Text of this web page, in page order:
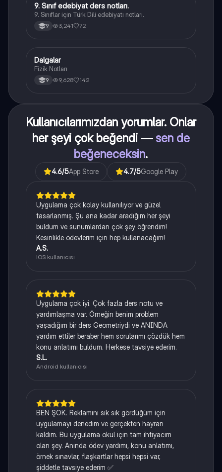
Türk Dili ve Edebiyatı
9. Sınıf edebiyat ders notları.
9. Sınıflar için Türk Dili edebiyatı notları.
9 3,241 72
Fizik
Dalgalar
Fizik Notları
9 9,628 142
Kullanıcılarımızdan yorumlar. Onlar
her şeyi çok beğendi — sen de
beğeneceksin.
4.6/5App Store 4.7/5Google Play
Uygulama çok kolay kullanılıyor ve güzel
tasarlanmış. Şu ana kadar aradığım her şeyi
buldum ve sunumlardan çok şey öğrendim!
Kesinlikle ödevlerim için hep kullanacağım!
A.S.
iOS kullanıcısı
Uygulama çok iyi. Çok fazla ders notu ve
yardımlaşma var. Örneğin benim problem
yaşadığım bir ders Geometriydi ve ANINDA
yardım ettiler beraber hem sorularımı çözdük hem
konu anlatımı buldum. Herkese tavsiye ederim.
S.L.
Android kullanıcısı
BEN ŞOK. Reklamını sık sık gördüğüm için
uygulamayı denedim ve gerçekten hayran
kaldım. Bu uygulama okul için tam ihtiyacım
olan şey. Anında ödev yardımı, konu anlatımı,
örnek sınavlar, flaşkartlar hepsi hepsi var,
şiddetle tavsiye ederim ✅